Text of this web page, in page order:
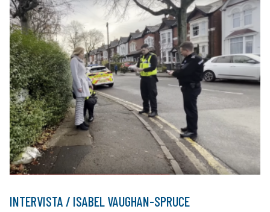
INTERVISTA / ISABEL VAUGHAN-SPRUCE